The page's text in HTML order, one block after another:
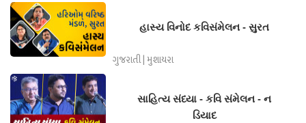
હાસ્ય વિનોદ કવિસંમેલન - સુરત
ગુજરાતી | મુશાયરા
સાહિત્ય સંધ્યા - કવિ સંમેલન - ન
ડિયાદ